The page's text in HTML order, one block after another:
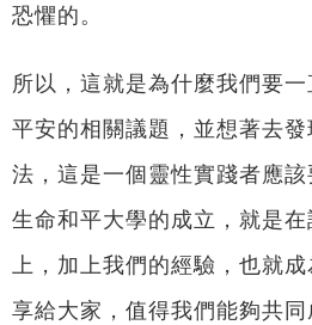
恐懼的。
所以，這就是為什麼我們要
平安的相關議題，並想著去
法，這是一個靈性實踐者應該
生命和平大學的成立，就是
上，加上我們的經驗，也就
享給大家，值得我們能夠共